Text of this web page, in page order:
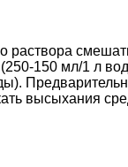
150 мл/1 л
высыхания